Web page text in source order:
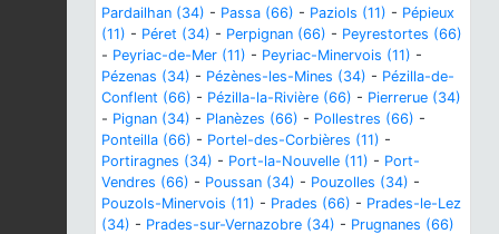
Pardailhan (34) - Passa (66) - Paziols (11) - Pépieux
(11) - Péret (34) - Perpignan (66) - Peyrestortes (66)
- Peyriac-de-Mer (11) - Peyriac-Minervois (11) -
Pézenas (34) - Pézènes-les-Mines (34) - Pézilla-de-
Conflent (66) - Pézilla-la-Rivière (66) - Pierrerue (34)
- Pignan (34) - Planèzes (66) - Pollestres (66) -
Ponteilla (66) - Portel-des-Corbières (11) -
Portiragnes (34) - Port-la-Nouvelle (11) - Port-
Vendres (66) - Poussan (34) - Pouzolles (34) -
Pouzols-Minervois (11) - Prades (66) - Prades-le-Lez
(34) - Prades-sur-Vernazobre (34) - Prugnanes (66)